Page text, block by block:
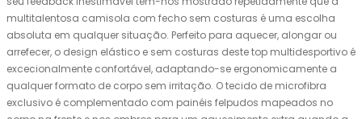
multitalentosa camisola com fecho sem costuras é uma escolha
absoluta em qualquer situação. Perfeito para aquecer, alongar ou
arrefecer, o design elástico e sem costuras deste top multidesportivo é
excecionalmente confortável, adaptando-se ergonomicamente a
qualquer formato de corpo sem irritação. O tecido de microfibra
exclusivo é complementado com painéis felpudos mapeados no